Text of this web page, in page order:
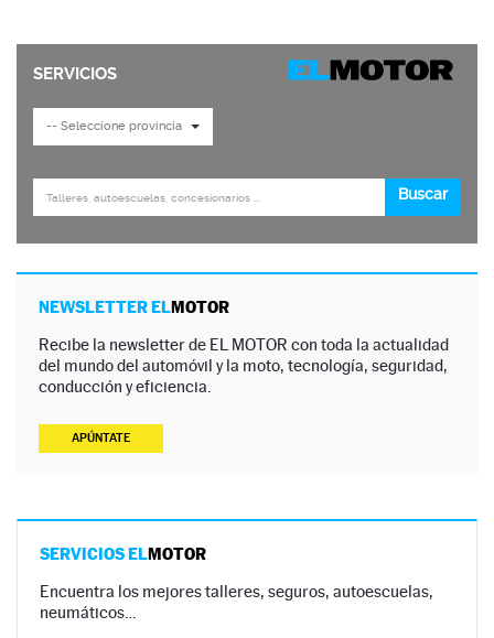
NEWSLETTER ELMOTOR
Recibe la newsletter de EL MOTOR con toda la actualidad
del mundo del automóvil y la moto, tecnología, seguridad,
conducción y eficiencia.
APÚNTATE
SERVICIOS ELMOTOR
Encuentra los mejores talleres, seguros, autoescuelas,
neumáticos…